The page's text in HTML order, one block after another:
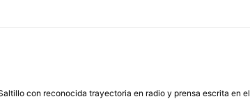
con reconocida trayectoria en radio y prensa escrita en el